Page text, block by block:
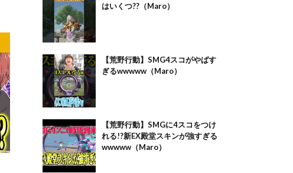
はいくつ??（Maro）
【荒野行動】SMG4スコがやばす
ぎるwwwww（Maro）
【荒野行動】SMGに4スコをつけ
れる!?新EX殿堂スキンが強すぎる
wwwww（Maro）